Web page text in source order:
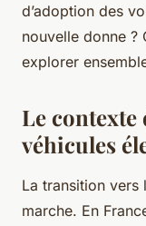
d’adoption des
nouvelle donne ?
explorer
Le contexte
véhicules
La transition vers
marche. En